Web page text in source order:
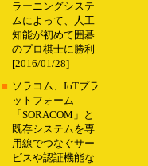
ラーニングシステ
ムによって、人工
知能が初めて囲碁
のプロ棋士に勝利
[2016/01/28]
■ ソラコム、IoTプラ
ットフォーム
「SORACOM」と
既存システムを専
用線でつなぐサー
ビスや認証機能な